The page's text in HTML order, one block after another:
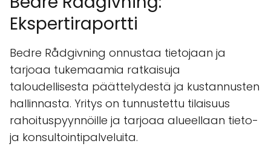
Ekspertiraportti
Bedre Rådgivning onnustaa tietojaan ja
tarjoaa tukemaamia ratkaisuja
taloudellisesta päättelydestä ja kustannusten
hallinnasta. Yritys on tunnustettu tilaisuus
rahoituspyynnöille ja tarjoaa alueellaan tieto-
ja konsultointipalveluita.